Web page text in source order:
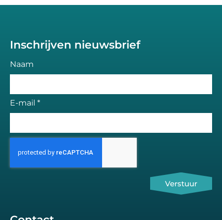
Inschrijven nieuwsbrief
Naam
E-mail *
Verstuur